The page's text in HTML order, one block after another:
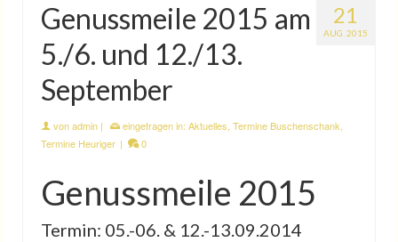
21
AUG. 2015
Genussmeile 2015 am
5./6. und 12./13.
September
vonadmin | eingetragen in: Aktuelles Termine Buschenschank
Termine Heuriger | 0
Genussmeile 2015
Termin: 05.-06. & 12.-13.09.2014